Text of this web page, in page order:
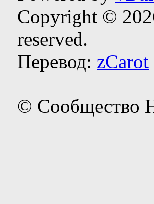
Copyright ©
reserved.
Перевод: zCarot
© Сообщество